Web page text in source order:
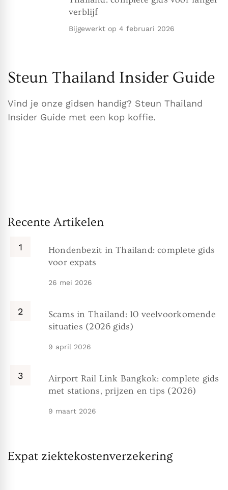
verblijf
Bijgewerkt op 4 februari 2026
Steun Thailand Insider Guide
Vind je onze gidsen handig? Steun Thailand
Insider Guide met een kop koffie.
Recente Artikelen
Hondenbezit in Thailand: complete gids
voor expats
26 mei 2026
Scams in Thailand: 10 veelvoorkomende
situaties (2026 gids)
9 april 2026
Airport Rail Link Bangkok: complete gids
met stations, prijzen en tips (2026)
9 maart 2026
Expat ziektekostenverzekering